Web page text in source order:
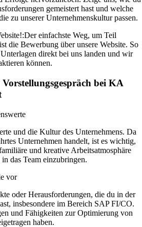
gemeistert hast und welche
zu unserer Unternehmenskultur passen.
Der einfachste Weg, um Teil
die Bewerbung über unsere Website. So
direkt bei uns landen und wir
können.
bei KA
und die Kultur des Unternehmens. Da
Unternehmen handelt, ist es wichtig,
und kreative Arbeitsatmosphäre
das Team einzubringen.
vor
oder Herausforderungen, die du in der
insbesondere im Bereich SAP FI/CO.
und Fähigkeiten zur Optimierung von
haben.